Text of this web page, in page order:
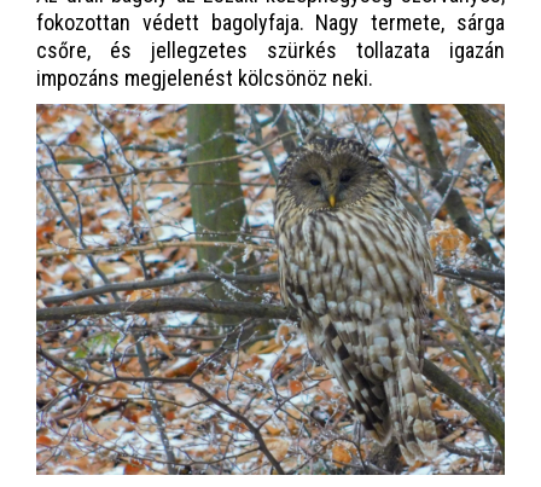
fokozottan védett bagolyfaja. Nagy termete, sárga
csőre, és jellegzetes szürkés tollazata igazán
impozáns megjelenést kölcsönöz neki.